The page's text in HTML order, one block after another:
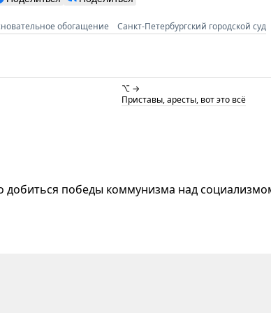
обогащение Санкт-Петербургский городской суд
⌥ →
Приставы, аресты, вот это всё
победы коммунизма над